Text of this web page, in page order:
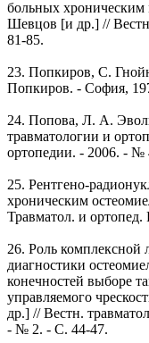
больных
Шевцов [и др.] //
81-85.
23. Попкиров, С.
Попкиров. - София,
24. Попова, Л. А.
травматологии и
ортопедии. - 2006. - №
25. Рентгено-
хроническим
Травматол. и
26. Роль комплексной
диагностики
конечностей выборе
управляемого
др.] // Вестн.
- № 2. - С. 44-47.